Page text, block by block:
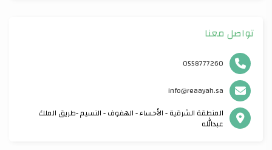
تواصل معنا
0558777260
info@reaayah.sa
المنطقة الشرقية - الأحساء - الهفوف - النسيم -طريق الملك
عبدالله